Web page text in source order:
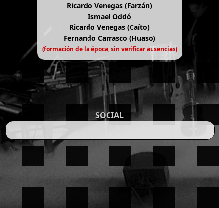
Ricardo Venegas (Farzán)
Ismael Oddó
Ricardo Venegas (Caíto)
Fernando Carrasco (Huaso)
(formación de la época, sin verificar ausencias)
SOCIAL